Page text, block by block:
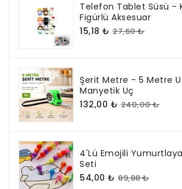
detayoluşturur.
Paket
İçeriği
Tasarımlı
Neon
Led
Işık
Telefon Tablet Süsü -
Figürlü Aksesuar
15,18 ₺ 27,60 ₺
Şerit Metre - 5 Metre
Manyetik Uç
132,00 ₺ 240,00 ₺
4'lü Emojili
Seti
54,00 ₺ 89,88 ₺